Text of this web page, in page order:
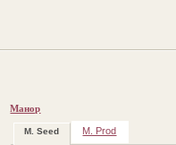
Манор
M. Seed M. Prod